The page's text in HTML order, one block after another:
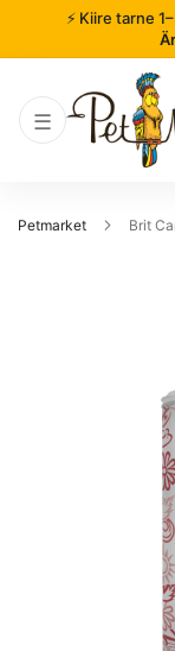
⚡ Kiire tarne
Petmarket Brit